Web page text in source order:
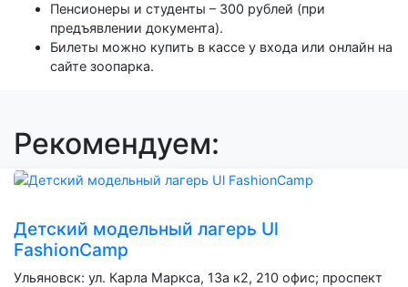
Пенсионеры и студенты – 300 рублей (при
предъявлении документа).
Билеты можно купить в кассе у входа или онлайн на
сайте зоопарка.
Рекомендуем:
Детский модельный лагерь Ul
FashionCamp
Ульяновск: ул. Карла Маркса, 13а к2, 210 офис; проспект